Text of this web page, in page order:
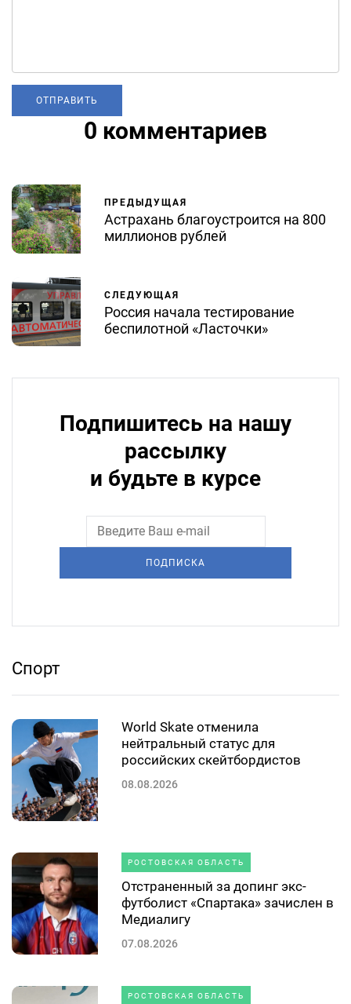
0 комментариев
ПРЕДЫДУЩАЯ
Астрахань благоустроится на 800
миллионов рублей
СЛЕДУЮЩАЯ
Россия начала тестирование
беспилотной «Ласточки»
Подпишитесь на нашу
рассылку
и будьте в курсе
ПОДПИСКА
Спорт
World Skate отменила
нейтральный статус для
российских скейтбордистов
08.08.2026
РОСТОВСКАЯ ОБЛАСТЬ
Отстраненный за допинг экс-
футболист «Спартака» зачислен в
Медиалигу
07.08.2026
РОСТОВСКАЯ ОБЛАСТЬ